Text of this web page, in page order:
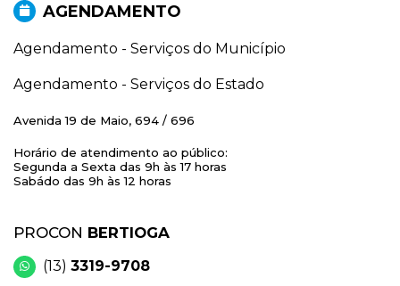
AGENDAMENTO
Agendamento - Serviços do Município
Agendamento - Serviços do Estado
Avenida 19 de Maio, 694 / 696
Horário de atendimento ao público:
Segunda a Sexta das 9h às 17 horas
Sabádo das 9h às 12 horas
PROCON BERTIOGA
(13) 3319-9708